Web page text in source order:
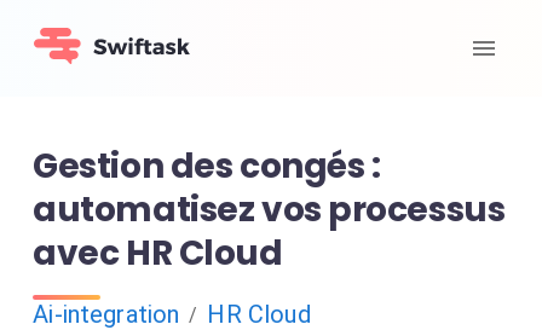
Gestion des congés :
automatisez vos processus
avec HR Cloud
Ai-integration / HR Cloud